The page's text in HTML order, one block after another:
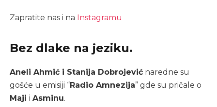
Zapratite nas i na Instagramu
Bez dlake na jeziku.
Aneli Ahmić i Stanija Dobrojević naredne su
gošće u emisiji “Radio Amnezija” gde su pričale o
Maji i Asminu.